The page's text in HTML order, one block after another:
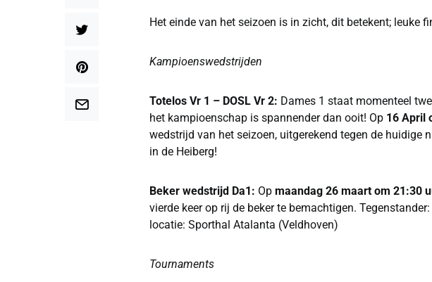
Het einde van het seizoen is in zicht, dit betekent; leuke
Kampioenswedstrijden
Totelos Vr 1 – DOSL Vr 2: Dames 1 staat momenteel
het kampioenschap is spannender dan ooit! Op 16 April
wedstrijd van het seizoen, uitgerekend tegen de huidige
in de Heiberg!
Beker wedstrijd Da1: Op maandag 26 maart om 21:30
vierde keer op rij de beker te bemachtigen.
locatie: Sporthal Atalanta (Veldhoven)
Tournaments